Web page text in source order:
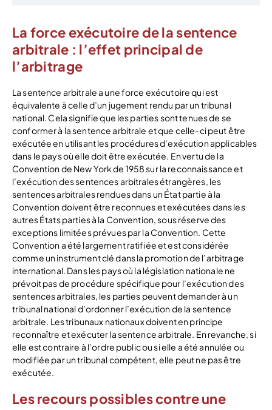
La force exécutoire de la sentence
arbitrale : l’effet principal de
l’arbitrage
La sentence arbitrale a une force exécutoire qui est
équivalente à celle d’un jugement rendu par un tribunal
national. Cela signifie que les parties sont tenues de se
conformer à la sentence arbitrale et que celle-ci peut être
exécutée en utilisant les procédures d’exécution applicables
dans le pays où elle doit être exécutée. En vertu de la
Convention de New York de 1958 sur la reconnaissance et
l’exécution des sentences arbitrales étrangères, les
sentences arbitrales rendues dans un État partie à la
Convention doivent être reconnues et exécutées dans les
autres États parties à la Convention, sous réserve des
exceptions limitées prévues par la Convention. Cette
Convention a été largement ratifiée et est considérée
comme un instrument clé dans la promotion de l’arbitrage
international. Dans les pays où la législation nationale ne
prévoit pas de procédure spécifique pour l’exécution des
sentences arbitrales, les parties peuvent demander à un
tribunal national d’ordonner l’exécution de la sentence
arbitrale. Les tribunaux nationaux doivent en principe
reconnaître et exécuter la sentence arbitrale. En revanche, si
elle est contraire à l’ordre public ou si elle a été annulée ou
modifiée par un tribunal compétent, elle peut ne pas être
exécutée.
Les recours possibles contre une